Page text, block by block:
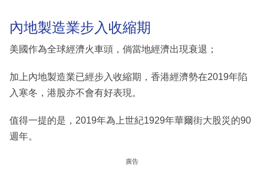
內地製造業步入收縮期
美國作為全球經濟火車頭，倘當地經濟出現衰退；
加上內地製造業已經步入收縮期，香港經濟勢在2019年陷
入寒冬，港股亦不會有好表現。
值得一提的是，2019年為上世紀1929年華爾街大股災的90
週年。
廣告